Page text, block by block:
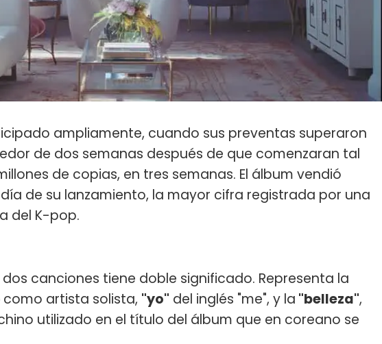
ampliamente, cuando sus preventas superaron
de dos semanas después de que comenzaran tal
de copias, en tres semanas. El álbum vendió
de su lanzamiento, la mayor cifra registrada por una
del K-pop.
canciones tiene doble significado. Representa la
como artista solista, "yo" del inglés "me", y la "belleza",
utilizado en el título del álbum que en coreano se